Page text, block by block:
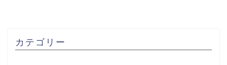
カテゴリー